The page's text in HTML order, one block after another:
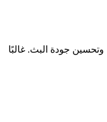
جودة البث. غالبًا